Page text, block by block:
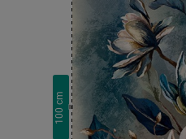
100
cm